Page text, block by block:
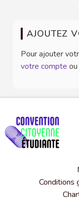
AJOUTEZ
Pour ajouter
votre compte ou
Conditions